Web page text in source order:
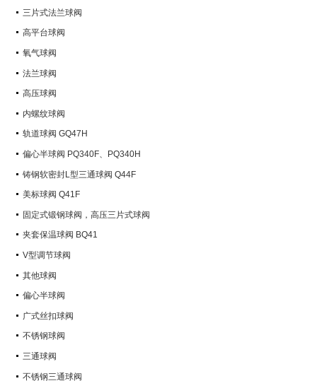
三片式法兰球阀
高平台球阀
氧气球阀
法兰球阀
高压球阀
内螺纹球阀
轨道球阀 GQ47H
偏心半球阀 PQ340F、PQ340H
铸钢软密封L型三通球阀 Q44F
美标球阀 Q41F
固定式锻钢球阀，高压三片式球阀
Q347Y,Q347F
夹套保温球阀 BQ41
V型调节球阀
其他球阀
偏心半球阀
广式丝扣球阀
不锈钢球阀
三通球阀
不锈钢三通球阀